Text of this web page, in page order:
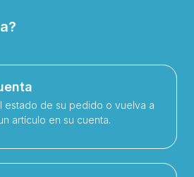
estado de su pedido o vuelva a
artículo en su cuenta.